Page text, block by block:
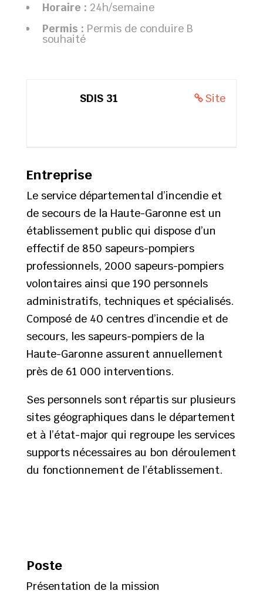
Horaire : 24h/semaine
Permis : Permis de conduire B
souhaité
Site
SDIS 31
Entreprise
Le service départemental d’incendie et
de secours de la Haute-Garonne est un
établissement public qui dispose d’un
effectif de 850 sapeurs-pompiers
professionnels, 2000 sapeurs-pompiers
volontaires ainsi que 190 personnels
administratifs, techniques et spécialisés.
Composé de 40 centres d’incendie et de
secours, les sapeurs-pompiers de la
Haute-Garonne assurent annuellement
près de 61 000 interventions.
Ses personnels sont répartis sur plusieurs
sites géographiques dans le département
et à l’état-major qui regroupe les services
supports nécessaires au bon déroulement
du fonctionnement de l’établissement.
Poste
Présentation de la mission